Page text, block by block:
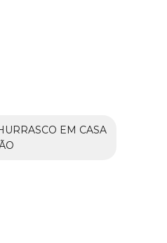
EM CASA